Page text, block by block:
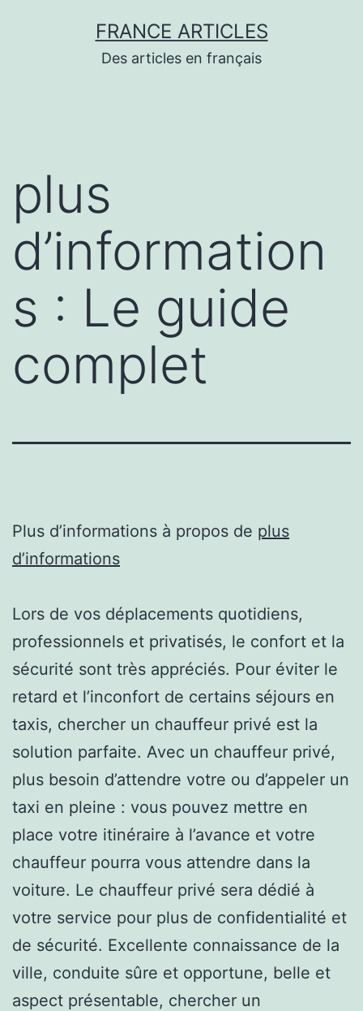
FRANCE ARTICLES
Des articles en français
plus
d’information
s : Le guide
complet
Plus d’informations à propos de plus
d’informations
Lors de vos déplacements quotidiens,
professionnels et privatisés, le confort et la
sécurité sont très appréciés. Pour éviter le
retard et l’inconfort de certains séjours en
taxis, chercher un chauffeur privé est la
solution parfaite. Avec un chauffeur privé,
plus besoin d’attendre votre ou d’appeler un
taxi en pleine : vous pouvez mettre en
place votre itinéraire à l’avance et votre
chauffeur pourra vous attendre dans la
voiture. Le chauffeur privé sera dédié à
votre service pour plus de confidentialité et
de sécurité. Excellente connaissance de la
ville, conduite sûre et opportune, belle et
aspect présentable, chercher un